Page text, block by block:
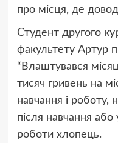
про місця, де
Студент другого
факультету Артур
“Влаштувався
тисяч гривень на
навчання і роботу,
після навчання або
роботи хлопець.